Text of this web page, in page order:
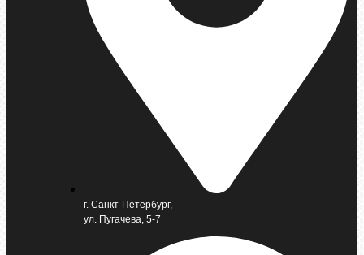
г. Санкт-Петербург,
ул. Пугачева, 5-7